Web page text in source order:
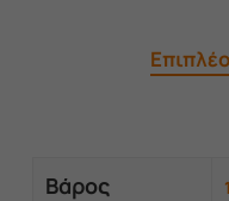
Βάρος